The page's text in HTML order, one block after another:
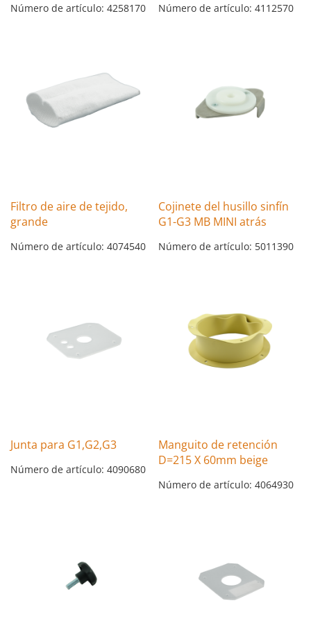
Número de artículo: 4258170 Número de artículo: 4112570
Filtro de aire de tejido,
grande
Número de artículo: 4074540
Cojinete del husillo sinfín
G1-G3 MB MINI atrás
Número de artículo: 5011390
Junta para G1,G2,G3
Número de artículo: 4090680
Manguito de retención
D=215 X 60mm beige
Número de artículo: 4064930